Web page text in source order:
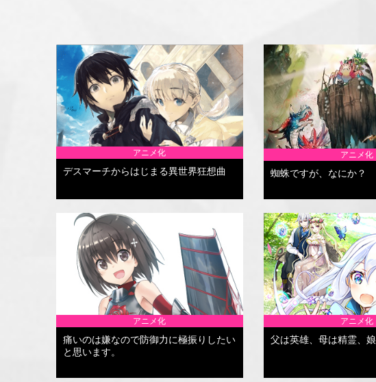
アニメ化
デスマーチからはじまる異世界狂想曲
アニメ化
蜘蛛ですが、なにか？
アニメ化
痛いのは嫌なので防御力に極振りしたい
と思います。
アニメ化
父は英雄、母は精霊、娘